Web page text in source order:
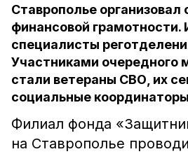
Ставрополье организовал
финансовой грамотности.
специалисты
Участниками очередного
стали ветераны СВО, их
социальные
Филиал фонда
на Ставрополье